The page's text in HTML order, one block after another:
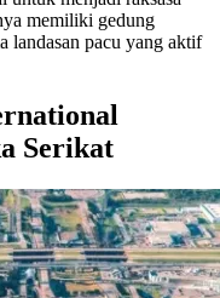
memiliki gedung
landasan pacu yang aktif
Serikat